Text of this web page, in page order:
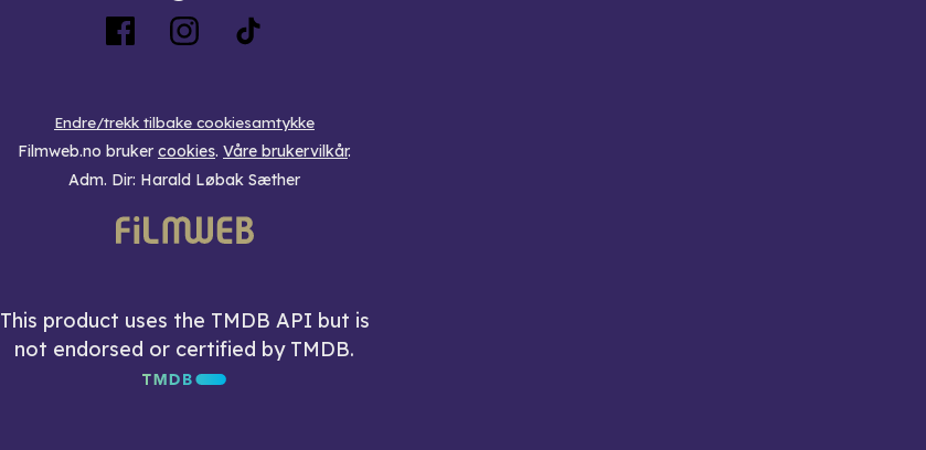
Endre/trekk tilbake cookiesamtykke
Filmweb.no bruker cookies. Våre brukervilkår.
Adm. Dir: Harald Løbak Sæther
This product uses the TMDB API but is
not endorsed or certified by TMDB.